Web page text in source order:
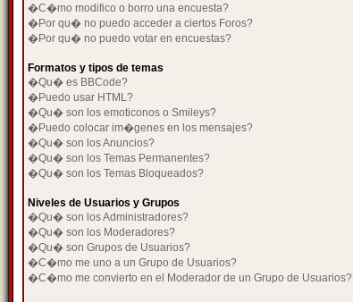
�C�mo modifico o borro una encuesta?
�Por qu� no puedo acceder a ciertos Foros?
�Por qu� no puedo votar en encuestas?
Formatos y tipos de temas
�Qu� es BBCode?
�Puedo usar HTML?
�Qu� son los emoticonos o Smileys?
�Puedo colocar im�genes en los mensajes?
�Qu� son los Anuncios?
�Qu� son los Temas Permanentes?
�Qu� son los Temas Bloqueados?
Niveles de Usuarios y Grupos
�Qu� son los Administradores?
�Qu� son los Moderadores?
�Qu� son Grupos de Usuarios?
�C�mo me uno a un Grupo de Usuarios?
�C�mo me convierto en el Moderador de un Grupo de Usuarios?